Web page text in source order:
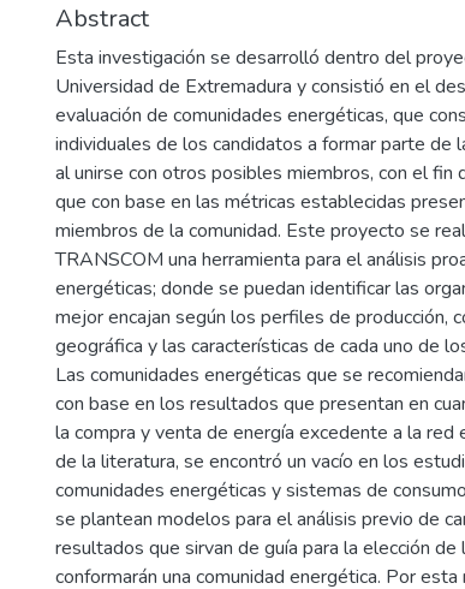
Abstract
Esta investigación se desarrolló dentro del
Universidad de Extremadura y consistió en el
evaluación de comunidades energéticas, que
individuales de los candidatos a formar parte de
al unirse con otros posibles miembros, con el fin
que con base en las métricas establecidas
miembros de la comunidad. Este proyecto se
TRANSCOM una herramienta para el análisis
energéticas; donde se puedan identificar las
mejor encajan según los perfiles de producción,
geográfica y las características de cada uno de
Las comunidades energéticas que se
con base en los resultados que presentan en
la compra y venta de energía excedente a la red
de la literatura, se encontró un vacío en los
comunidades energéticas y sistemas de
se plantean modelos para el análisis previo de
resultados que sirvan de guía para la elección
conformarán una comunidad energética. Por